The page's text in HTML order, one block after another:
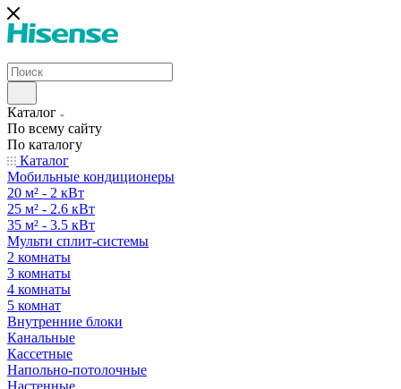
Каталог
По всему сайту
По каталогу
Каталог
Мобильные кондиционеры
20 м² - 2 кВт
25 м² - 2.6 кВт
35 м² - 3.5 кВт
Мульти сплит-системы
2 комнаты
3 комнаты
4 комнаты
5 комнат
Внутренние блоки
Канальные
Кассетные
Напольно-потолочные
Настенные